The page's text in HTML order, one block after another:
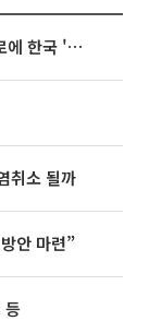
태풍 '돌핀' 이어 '찬홈' 등장…예상 경로에 한국 '한숨'
취소 될까
안 마련”
등